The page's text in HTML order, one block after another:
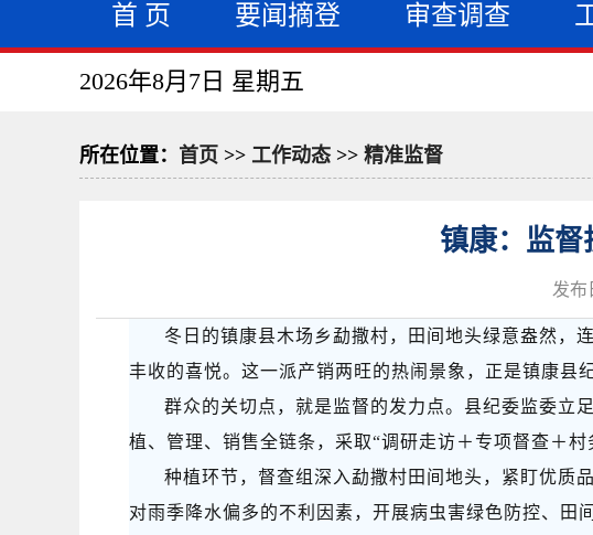
首 页 要闻摘登 审查调查
2026年8月7日 星期五
所在位置： 首页 >> 工作动态 >> 精准监督
镇康：监督
发布
冬日的镇康县木场乡勐撒村，田间地头绿意盎然，
丰收的喜悦。这一派产销两旺的热闹景象，正是镇康县
群众的关切点，就是监督的发力点。县纪委监委立足
植、管理、销售全链条，采取“调研走访＋专项督查＋
种植环节，督查组深入勐撒村田间地头，紧盯优质
对雨季降水偏多的不利因素，开展病虫害绿色防控、田